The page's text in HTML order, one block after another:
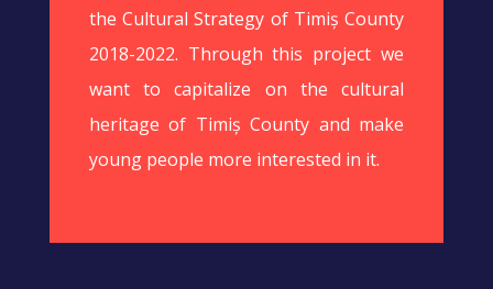
the Cultural Strategy of Timiș County
2018-2022. Through this project we
want to capitalize on the cultural
heritage of Timiș County and make
young people more interested in it.